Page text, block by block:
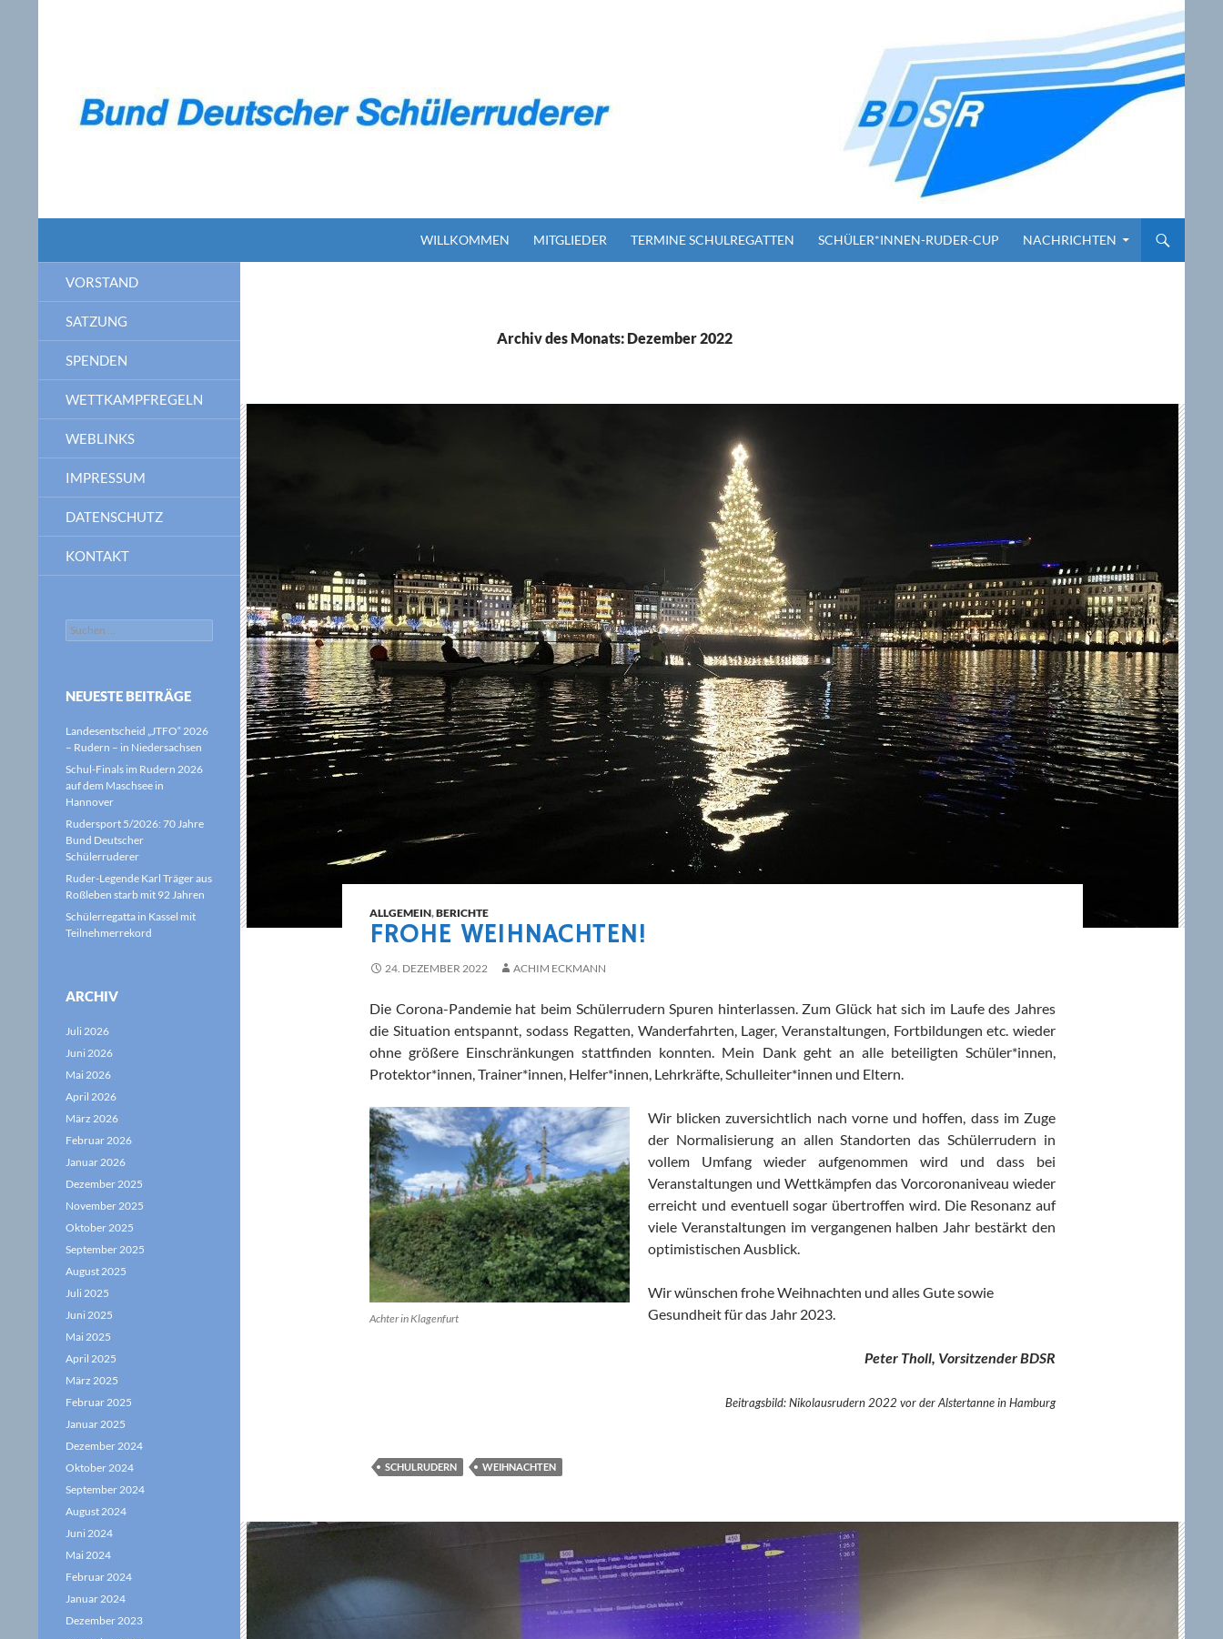
WILLKOMMEN MITGLIEDER TERMINE SCHULREGATTEN SCHÜLER*INNEN-RUDER-CUP NACHRICHTEN
Archiv des Monats: Dezember 2022
ALLGEMEIN,BERICHTE
FROHE WEIHNACHTEN!
24. DEZEMBER 2022 ACHIM ECKMANN
Die Corona-Pandemie hat beim Schülerrudern Spuren hinterlassen. Zum Glück hat sich im Laufe des Jahres
die Situation entspannt, sodass Regatten, Wanderfahrten, Lager, Veranstaltungen, Fortbildungen etc. wieder
ohne größere Einschränkungen stattfinden konnten. Mein Dank geht an alle beteiligten Schüler*innen,
Protektor*innen, Trainer*innen, Helfer*innen, Lehrkräfte, Schulleiter*innen und Eltern.
Achter in Klagenfurt
Wir blicken zuversichtlich nach vorne und hoffen, dass im Zuge
der Normalisierung an allen Standorten das Schülerrudern in
vollem Umfang wieder aufgenommen wird und dass bei
Veranstaltungen und Wettkämpfen das Vorcoronaniveau wieder
erreicht und eventuell sogar übertroffen wird. Die Resonanz auf
viele Veranstaltungen im vergangenen halben Jahr bestärkt den
optimistischen Ausblick.
Wir wünschen frohe Weihnachten und alles Gute sowie
Gesundheit für das Jahr 2023.
Peter Tholl, Vorsitzender BDSR
Beitragsbild: Nikolausrudern 2022 vor der Alstertanne in Hamburg
SCHULRUDERN WEIHNACHTEN
VORSTAND
SATZUNG
SPENDEN
WETTKAMPFREGELN
WEBLINKS
IMPRESSUM
DATENSCHUTZ
KONTAKT
Suchen
nach:
NEUESTE BEITRÄGE
Landesentscheid „JTFO“ 2026
– Rudern – in Niedersachsen
Schul-Finals im Rudern 2026
auf dem Maschsee in
Hannover
Rudersport 5/2026: 70 Jahre
Bund Deutscher
Schülerruderer
Ruder-Legende Karl Träger aus
Roßleben starb mit 92 Jahren
Schülerregatta in Kassel mit
Teilnehmerrekord
ARCHIV
Juli 2026
Juni 2026
Mai 2026
April 2026
März 2026
Februar 2026
Januar 2026
Dezember 2025
November 2025
Oktober 2025
September 2025
August 2025
Juli 2025
Juni 2025
Mai 2025
April 2025
März 2025
Februar 2025
Januar 2025
Dezember 2024
Oktober 2024
September 2024
August 2024
Juni 2024
Mai 2024
Februar 2024
Januar 2024
Dezember 2023